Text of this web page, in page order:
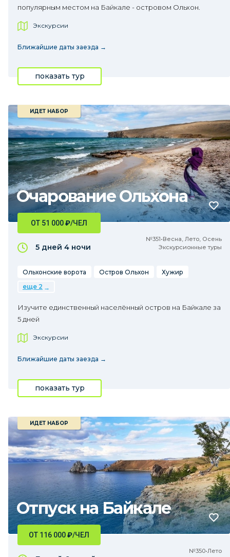
популярным местом на Байкале - островом Ольхон.
Экскурсии
Ближайшие даты заезда →
показать тур
Очарование Ольхона
ИДЕТ НАБОР
№351•Весна, Лето, Осень
Экскурсионные туры
ОТ 51 000₽/ЧЕЛ
5 дней 4 ночи
Ольхонские ворота Остров Ольхон
Хужир
еще 2
Изучите единственный населённый остров на Байкале за
5 дней
Экскурсии
Ближайшие даты заезда →
показать тур
Отпуск на Байкале
ИДЕТ НАБОР
№350•Лето
ОТ 116 000₽/ЧЕЛ